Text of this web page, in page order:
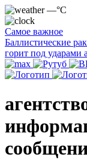
—°C
Самое важное
Баллистические
горит под ударами